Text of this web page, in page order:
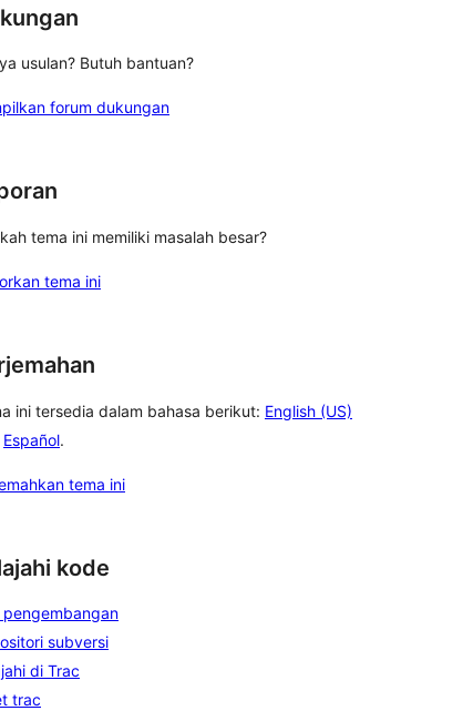
usulan? Butuh bantuan?
forum dukungan
tema ini memiliki masalah besar?
tema ini
ini tersedia dalam bahasa berikut: English (US)
Español.
tema ini
kode
pengembangan
subversi
di Trac
trac